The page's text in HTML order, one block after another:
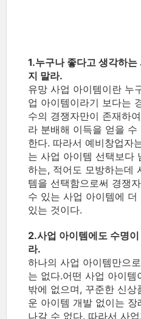
1.누구나 좋다고 생각하
지 말라.
유망 사업 아이템이란 누
업 아이템이라기 보다는
수의 경쟁자만이 존재하
라 분배해 이득을 얻을
한다. 따라서 예비창업자
는 사업 아이템 선택보다
하는, 적어도 모방하는데
템을 선택함으로써 경쟁
수 있는 사업 아이템에
있는 것이다.
2.사업 아이템에도 수명
라.
하나의 사업 아이템만으
는 없다.어떤 사업 아이
밖에 없으며, 꾸준한 신
운 아이템 개발 없이는
나갈 수 없다. 따라서 사